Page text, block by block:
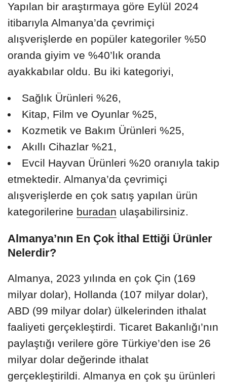
Yapılan bir araştırmaya göre Eylül 2024
itibarıyla Almanya’da çevrimiçi
alışverişlerde en popüler kategoriler %50
oranda giyim ve %40’lık oranda
ayakkabılar oldu. Bu iki kategoriyi,
Sağlık Ürünleri %26,
Kitap, Film ve Oyunlar %25,
Kozmetik ve Bakım Ürünleri %25,
Akıllı Cihazlar %21,
Evcil Hayvan Ürünleri %20 oranıyla takip
etmektedir. Almanya’da çevrimiçi
alışverişlerde en çok satış yapılan ürün
kategorilerine buradan ulaşabilirsiniz.
Almanya’nın En Çok İthal Ettiği Ürünler
Nelerdir?
Almanya, 2023 yılında en çok Çin (169
milyar dolar), Hollanda (107 milyar dolar),
ABD (99 milyar dolar) ülkelerinden ithalat
faaliyeti gerçekleştirdi. Ticaret Bakanlığı’nın
paylaştığı verilere göre Türkiye’den ise 26
milyar dolar değerinde ithalat
gerçekleştirildi. Almanya en çok şu ürünleri